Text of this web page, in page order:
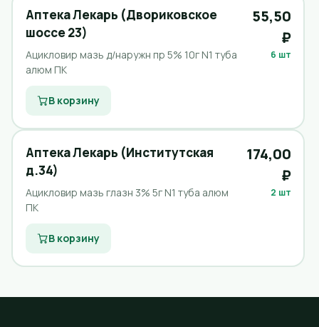
Аптека Лекарь (Двориковское
шоссе 23)
Ацикловир мазь д/наружн пр 5% 10г N1 туба
алюм ПК
55,50
₽
6 шт
В корзину
Аптека Лекарь (Институтская
д.34)
Ацикловир мазь глазн 3% 5г N1 туба алюм
ПК
174,00
₽
2 шт
В корзину